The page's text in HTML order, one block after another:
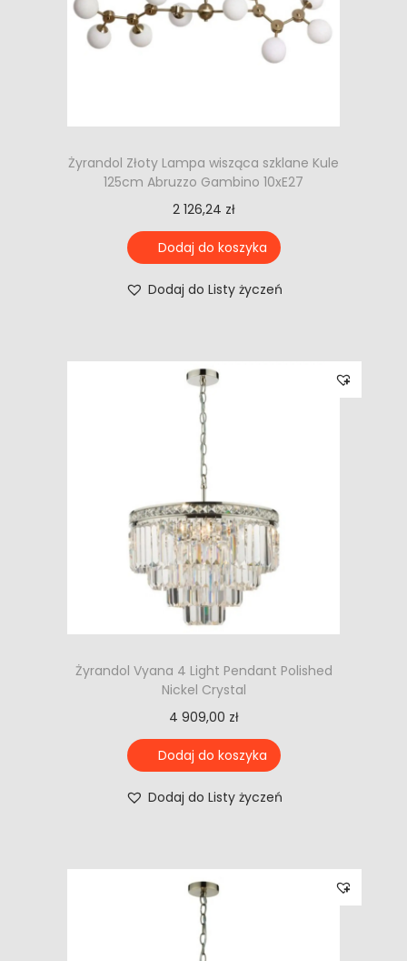
Żyrandol Złoty Lampa wisząca szklane Kule
125cm Abruzzo Gambino 10xE27
2 126,24 zł
Dodaj do koszyka
Dodaj do Listy życzeń
Żyrandol Vyana 4 Light Pendant Polished
Nickel Crystal
4 909,00 zł
Dodaj do koszyka
Dodaj do Listy życzeń